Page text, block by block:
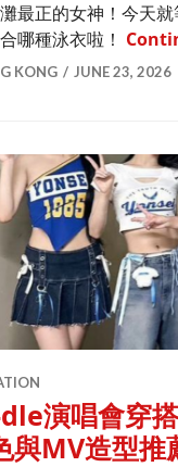
最正的女神！今天
哪種泳衣啦！
KONG JUNE 23, 2026
演唱會穿
與MV造型推